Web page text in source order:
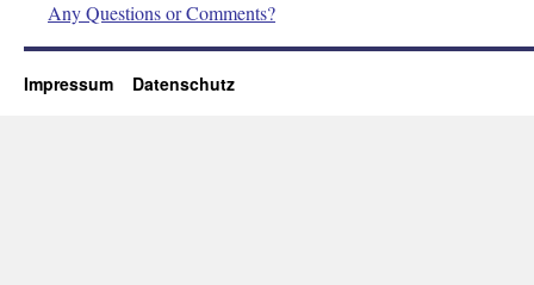
Any Questions or Comments?
Impressum Datenschutz